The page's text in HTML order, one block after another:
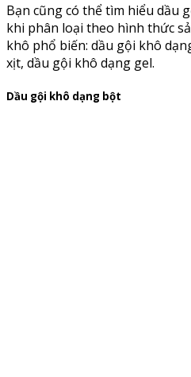
Bạn cũng có thể tìm hiểu dầu
khi phân loại theo hình thức
khô phổ biến: dầu gội khô
xịt, dầu gội khô dạng gel.
Dầu gội khô dạng bột